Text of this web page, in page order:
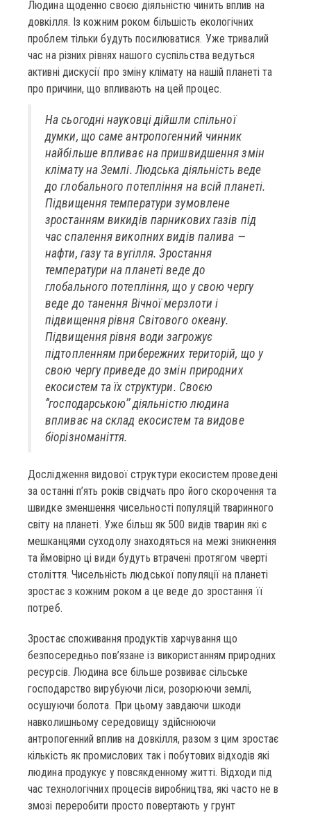
Людина щоденно своєю діяльністю чинить вплив на
довкілля. Із кожним роком більшість екологічних
проблем тільки будуть посилюватися. Уже тривалий
час на різних рівнях нашого суспільства ведуться
активні дискусії про зміну клімату на нашій планеті та
про причини, що впливають на цей процес.
На сьогодні науковці дійшли спільної
думки, що саме антропогенний чинник
найбільше впливає на пришвидшення змін
клімату на Землі. Людська діяльність веде
до глобального потепління на всій планеті.
Підвищення температури зумовлене
зростанням викидів парникових газів під
час спалення викопних видів палива —
нафти, газу та вугілля. Зростання
температури на планеті веде до
глобального потепління, що у свою чергу
веде до танення Вічної мерзлоти і
підвищення рівня Світового океану.
Підвищення рівня води загрожує
підтопленням прибережних територій, що у
свою чергу приведе до змін природних
екосистем та їх структури. Своєю
‘‘господарською’’ діяльністю людина
впливає на склад екосистем та видове
біорізноманіття.
Дослідження видової структури екосистем проведені
за останні п’ять років свідчать про його скорочення та
швидке зменшення чисельності популяцій тваринного
світу на планеті. Уже більш як 500 видів тварин які є
мешканцями суходолу знаходяться на межі зникнення
та ймовірно ці види будуть втрачені протягом чверті
століття. Чисельність людської популяції на планеті
зростає з кожним роком а це веде до зростання її
потреб.
Зростає споживання продуктів харчування що
безпосередньо пов’язане із використанням природних
ресурсів. Людина все більше розвиває сільське
господарство вирубуючи ліси, розорюючи землі,
осушуючи болота. При цьому завдаючи шкоди
навколишньому середовищу здійснюючи
антропогенний вплив на довкілля, разом з цим зростає
кількість як промислових так і побутових відходів які
людина продукує у повсякденному житті. Відходи під
час технологічних процесів виробництва, які часто не в
змозі переробити просто повертають у грунт